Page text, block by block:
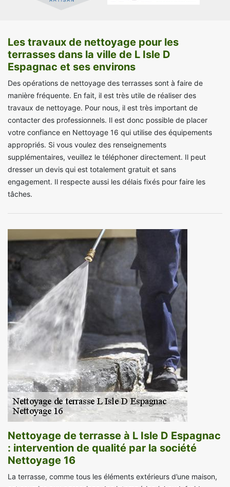
Les travaux de nettoyage pour les
terrasses dans la ville de L Isle D
Espagnac et ses environs
Des opérations de nettoyage des terrasses sont à faire de
manière fréquente. En fait, il est très utile de réaliser des
travaux de nettoyage. Pour nous, il est très important de
contacter des professionnels. Il est donc possible de placer
votre confiance en Nettoyage 16 qui utilise des équipements
appropriés. Si vous voulez des renseignements
supplémentaires, veuillez le téléphoner directement. Il peut
dresser un devis qui est totalement gratuit et sans
engagement. Il respecte aussi les délais fixés pour faire les
tâches.
Nettoyage de terrasse à L Isle D Espagnac
: intervention de qualité par la société
Nettoyage 16
La terrasse, comme tous les éléments extérieurs d’une maison,